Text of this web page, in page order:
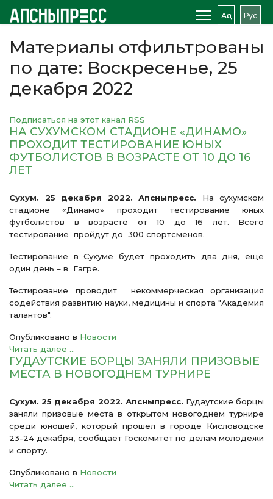
Аԥс Рус
Материалы отфильтрованы
по дате: Воскресенье, 25
декабря 2022
Подписаться на этот канал RSS
НА СУХУМСКОМ СТАДИОНЕ «ДИНАМО»
ПРОХОДИТ ТЕСТИРОВАНИЕ ЮНЫХ
ФУТБОЛИСТОВ В ВОЗРАСТЕ ОТ 10 ДО 16
ЛЕТ
Сухум. 25 декабря 2022. Апсныпресс. На сухумском
стадионе «Динамо» проходит тестирование юных
футболистов в возрасте от 10 до 16 лет. Всего
тестирование пройдут до 300 спортсменов.
Тестирование в Сухуме будет проходить два дня, еще
один день – в Гагре.
Тестирование проводит некоммерческая организация
содействия развитию науки, медицины и спорта "Академия
талантов".
Опубликовано в Новости
Читать далее ...
ГУДАУТСКИЕ БОРЦЫ ЗАНЯЛИ ПРИЗОВЫЕ
МЕСТА В НОВОГОДНЕМ ТУРНИРЕ
Сухум. 25 декабря 2022. Апсныпресс. Гудаутские борцы
заняли призовые места в открытом новогоднем турнире
среди юношей, который прошел в городе Кисловодске
23-24 декабря, сообщает Госкомитет по делам молодежи
и спорту.
Опубликовано в Новости
Читать далее ...